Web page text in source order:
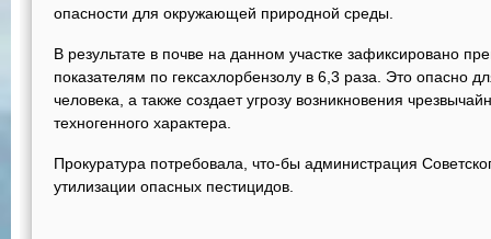
опасности для окружающей природной среды.
В результате в почве на данном участке зафиксировано
показателям по гексахлорбензолу в 6,3 раза. Это опасно
человека, а также создает угрозу возникновения
техногенного характера.
Прокуратура потребовала, что-бы администрация
утилизации опасных пестицидов.